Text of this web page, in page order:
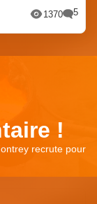
1370 5
!
recrute pour